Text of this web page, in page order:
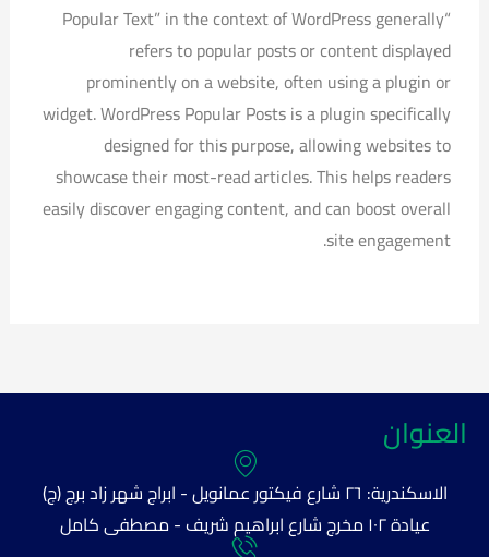
“Popular Text” in the context of WordPress generally
refers to popular posts or content displayed
prominently on a website, often using a plugin or
widget. WordPress Popular Posts is a plugin specifically
designed for this purpose, allowing websites to
showcase their most-read articles. This helps readers
easily discover engaging content, and can boost overall
site engagement.
العنوان
الاسكندرية: ٢٦ شارع فيكتور عمانويل - ابراج شهر زاد برج (ج)
عيادة ١٠٢ مخرج شارع ابراهيم شريف - مصطفى كامل